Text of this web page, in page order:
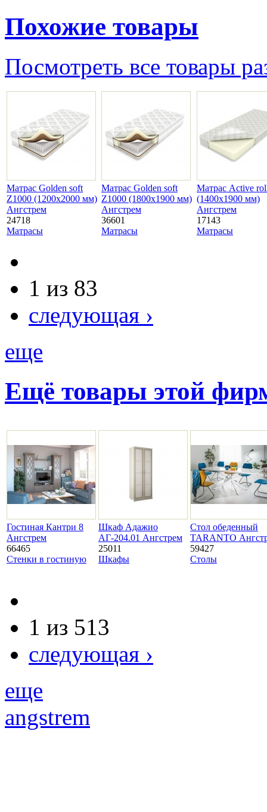
Похожие товары
Посмотреть все товары
Матрас Golden soft
Z1000 (1200х2000 мм)
Ангстрем
24718
Матрасы
Матрас Golden soft
Z1000 (1800х1900 мм)
Ангстрем
36601
Матрасы
Матрас Active
(1400х1900 мм)
Ангстрем
17143
Матрасы
1 из 83
следующая ›
еще
Ещё товары этой
Гостиная Кантри 8
Ангстрем
66465
Стенки в гостиную
Шкаф Адажио
АГ-204.01 Ангстрем
25011
Шкафы
Стол обеденный
TARANTO
59427
Столы
1 из 513
следующая ›
еще
angstrem